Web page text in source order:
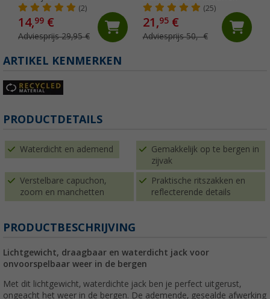
(2)
14,99 €
Adviesprijs 29,95 €
(25)
21,95€
Adviesprijs 50,- €
ARTIKEL KENMERKEN
PRODUCTDETAILS
Waterdicht en ademend
Gemakkelijk op te bergen in
zijvak
Verstelbare capuchon,
zoom en manchetten
Praktische ritszakken en
reflecterende details
PRODUCTBESCHRIJVING
Lichtgewicht, draagbaar en waterdicht jack voor
onvoorspelbaar weer in de bergen
Met dit lichtgewicht, waterdichte jack ben je perfect uitgerust,
ongeacht het weer in de bergen. De ademende, gesealde afwerking